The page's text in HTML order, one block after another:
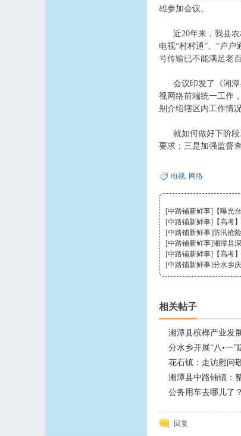
雄参加会议。
近20年来，我县农
电视“村村通”、“户
号传输已不能满足老
会议印发了《湘潭
视网络前端统一工作
别介绍辖区内工作情
就如何做好下阶段
要求；三是加强监督
电视, 网络
【曝光
[中路铺新鲜事]
【高考
[中路铺新鲜事]
防汛抢
[中路铺新鲜事]
湘潭县
[中路铺新鲜事]
【高考
[中路铺新鲜事]
分水乡
[中路铺新鲜事]
相关帖子
湘潭县槟榔产业发
分水乡开展“八•一
花石镇：走访慰问
湘潭县中路铺镇：
公务用车去哪儿了
回复